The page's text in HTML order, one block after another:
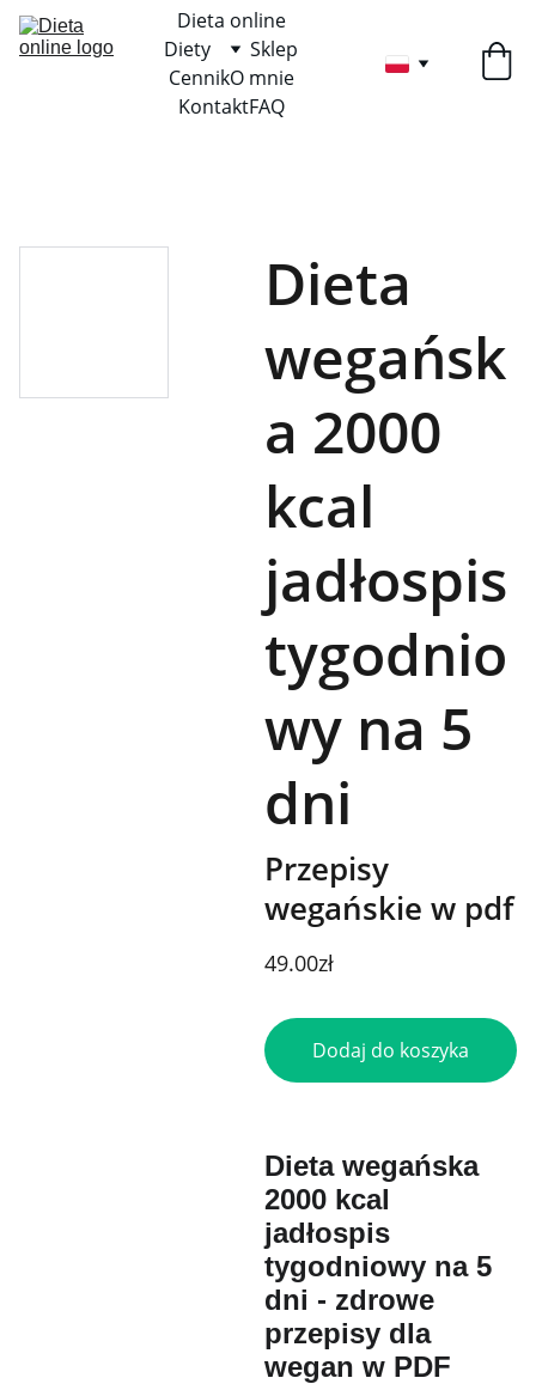
Dieta online
Diety
Sklep
CennikO mnie
KontaktFAQ
Dieta
wegańsk
a 2000
kcal
jadłospis
tygodnio
wy na 5
dni
Przepisy
wegańskie w pdf
49.00zł
Dodaj do koszyka
Dieta wegańska
2000 kcal
jadłospis
tygodniowy na 5
dni - zdrowe
przepisy dla
wegan w PDF